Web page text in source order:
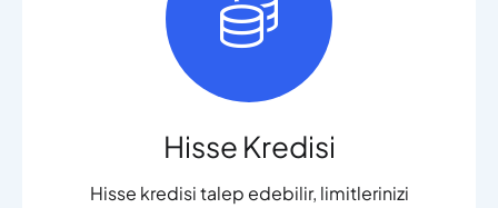
Hisse Kredisi
Hisse kredisi talep edebilir, limitlerinizi